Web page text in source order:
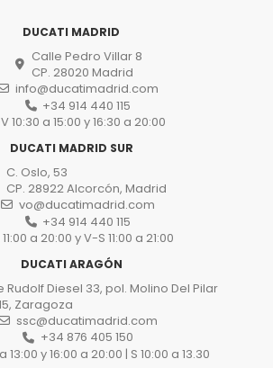
DUCATI MADRID
Calle Pedro Villar 8
CP. 28020 Madrid
info@ducatimadrid.com
+34 914 440 115
10:30 a 15:00 y 16:30 a 20:00
DUCATI MADRID SUR
C. Oslo, 53
CP. 28922 Alcorcón, Madrid
vo@ducatimadrid.com
+34 914 440 115
a 20:00 y V-S 11:00 a 21:00
DUCATI ARAGÓN
Rudolf Diesel 33, pol. Molino Del Pilar
Zaragoza
ssc@ducatimadrid.com
+34 876 405 150
13:00 y 16:00 a 20:00 | S 10:00 a 13.30